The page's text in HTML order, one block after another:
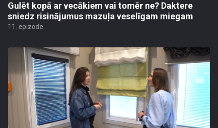
Gulēt kopā ar vecākiem vai tomēr ne? Daktere
sniedz risinājumus mazuļa veselīgam miegam
11. epizode